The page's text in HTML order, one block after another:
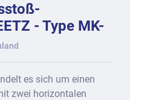
- Type MK-
kg
es sich um einen
zwei horizontalen